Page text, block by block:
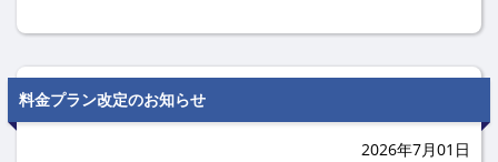
料金プラン改定のお知らせ
2026年7月01日